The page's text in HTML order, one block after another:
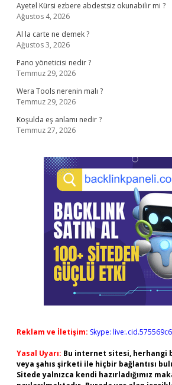
Ayetel Kürsi ezbere abdestsiz okunabilir mi ?
Ağustos 4, 2026
Al la carte ne demek ?
Ağustos 3, 2026
Pano yöneticisi nedir ?
Temmuz 29, 2026
Wera Tools nerenin malı ?
Temmuz 29, 2026
Koşulda eş anlamı nedir ?
Temmuz 27, 2026
Reklam ve İletişim: Skype:
Yasal Uyarı: Bu internet sitesi, herhangi
veya şahıs şirketi ile hiçbir bağlantısı
Sitede yalnızca kendi hazırladığımız